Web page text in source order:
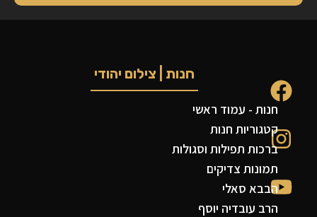
חנות | צילום יהודי
חנות - עמוד ראשי
קטגוריות חנות
ברכות תפילות וסגולות
תמונות צדיקים
הבבא סאלי
הרב עובדיה יוסף